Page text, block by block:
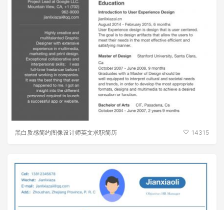
黑白质感简约图像设计师英文求职简历 14315